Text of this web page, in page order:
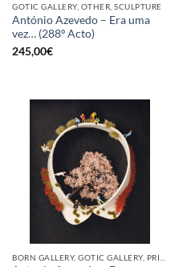
GOTIC GALLERY, OTHER, SCULPTURE
António Azevedo – Era uma
vez… (288º Acto)
245,00€